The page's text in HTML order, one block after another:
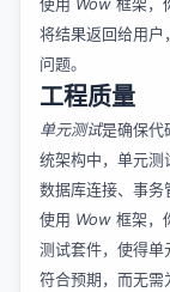
将结果返回给用户
问题。
工程质量
单元测试是确保代
统架构中，单元测
数据库连接、事务
使用 Wow 框架，
测试套件，使得单
符合预期，而无需